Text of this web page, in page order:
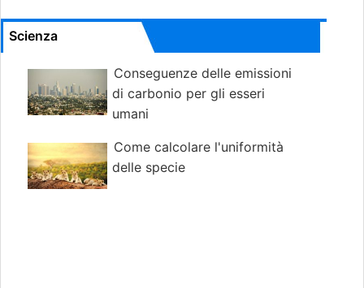
Scienza
Conseguenze delle emissioni
di carbonio per gli esseri
umani
Come calcolare l'uniformità
delle specie